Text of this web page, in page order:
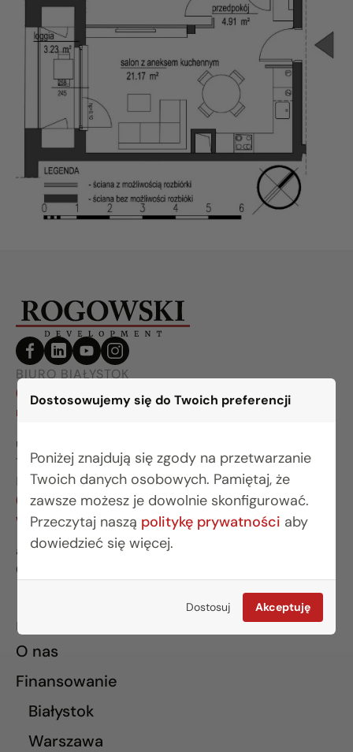
Dostosowujemy się do Twoich preferencji
Poniżej znajdują się zgody na przetwarzanie
Twoich danych osobowych. Pamiętaj, że
zawsze możesz je dowolnie skonfigurować.
Przeczytaj naszą politykę prywatności aby
dowiedzieć się więcej.
Dostosuj Akceptuję
BIURO BIAŁYSTOK
(85) 749 99 09
mieszkania@rogowskidevelopment.pl
ul. Legionowa 28 lok. 202
15-281 Białystok
BIURO WARSZAWA
(22) 642 03 55
warszawa@rogowskidevelopment.pl
al. Wilanowska 67E lok. U5
02-765 Warszawa
INFORMACJE
O nas
Finansowanie
Białystok
Warszawa